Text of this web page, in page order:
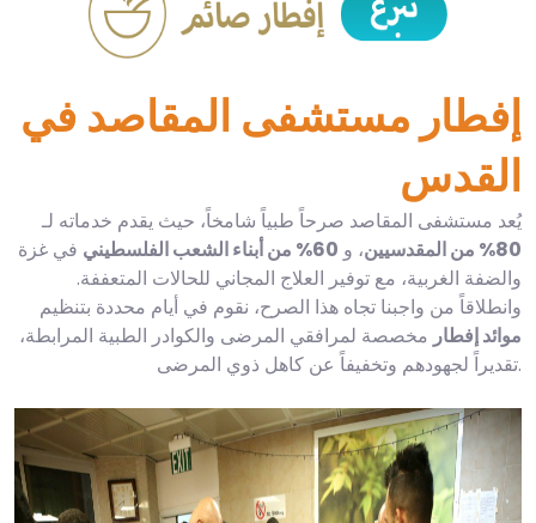
إفطار مستشفى المقاصد في
القدس
يُعد مستشفى المقاصد صرحاً طبياً شامخاً، حيث يقدم خدماته لـ
80% من المقدسيين
، و 60% من أبناء الشعب الفلسطيني
في غزة
والضفة الغربية، مع توفير العلاج المجاني للحالات المتعففة.
وانطلاقاً من واجبنا تجاه هذا الصرح، نقوم في أيام محددة بتنظيم
موائد إفطار مخصصة لمرافقي المرضى والكوادر الطبية المرابطة،
تقديراً لجهودهم وتخفيفاً عن كاهل ذوي المرضى.